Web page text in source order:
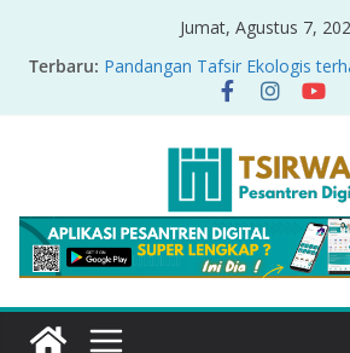
Jumat, Agustus 7,
Terbaru: Pandangan Tafsir Ekologis
Nikel di Raja Ampat
PRODUK RELASI KUASA-
Sirah Nabawiyah
Oversharing dan Privasi dalam
Ayat Bicara Soal Curhat di
Menyikapi Fatherless, Kisah
Cerminan